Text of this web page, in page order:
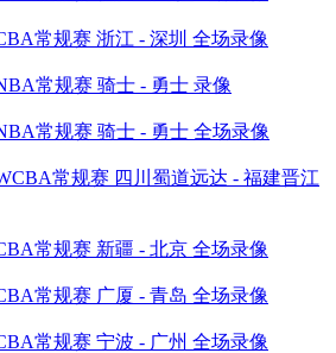
常规赛 浙江 - 深圳 全场录像
常规赛 骑士 - 勇士 录像
常规赛 骑士 - 勇士 全场录像
常规赛 四川蜀道远达 - 福建晋江
常规赛 新疆 - 北京 全场录像
常规赛 广厦 - 青岛 全场录像
常规赛 宁波 - 广州 全场录像